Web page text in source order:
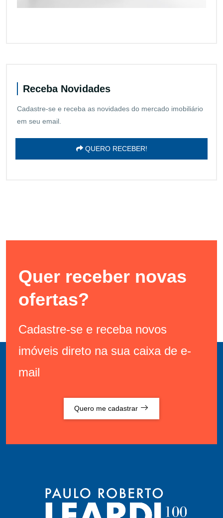
Receba Novidades
Cadastre-se e receba as novidades do mercado imobiliário
em seu email.
QUERO RECEBER!
Quer receber novas
ofertas?
Cadastre-se e receba novos
imóveis direto na sua caixa de e-
mail
Quero me cadastrar